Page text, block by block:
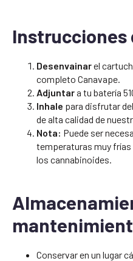
Instrucciones
Desenvainarel
completo Canavape.
Adjuntara tu batería
Inhale para disfrutar
de alta calidad de
Nota: Puede ser
temperaturas muy
los cannabinoides.
Conservar en un lugar